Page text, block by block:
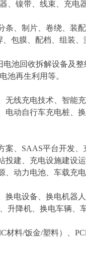
镍带、线束、充电
条、制片、卷绕、装
包膜、配档、组装
电池回收拆解设备及整
池再生利用等。
无线充电技术、智能
电动自行车充电桩、
案、 SAAS平台开发
投建、充电设施建
动力电池、车载充
电设备、换电机器
升降机、换电车辆、
材料/饭金/塑料）、